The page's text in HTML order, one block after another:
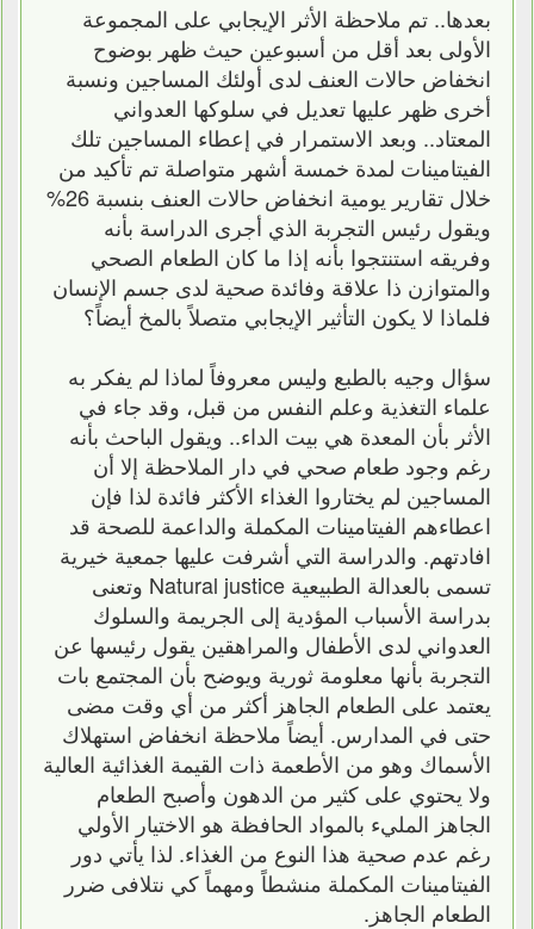
بعدها.. تم ملاحظة الأثر الإيجابي على المجموعة
الأولى بعد أقل من أسبوعين حيث ظهر بوضوح
انخفاض حالات العنف لدى أولئك المساجين ونسبة
أخرى ظهر عليها تعديل في سلوكها العدواني
المعتاد.. وبعد الاستمرار في إعطاء المساجين تلك
الفيتامينات لمدة خمسة أشهر متواصلة تم تأكيد من
خلال تقارير يومية انخفاض حالات العنف بنسبة 26%
ويقول رئيس التجربة الذي أجرى الدراسة بأنه
وفريقه استنتجوا بأنه إذا ما كان الطعام الصحي
والمتوازن ذا علاقة وفائدة صحية لدى جسم الإنسان
فلماذا لا يكون التأثير الإيجابي متصلاً بالمخ أيضاً؟
سؤال وجيه بالطبع وليس معروفاً لماذا لم يفكر به
علماء التغذية وعلم النفس من قبل، وقد جاء في
الأثر بأن المعدة هي بيت الداء.. ويقول الباحث بأنه
رغم وجود طعام صحي في دار الملاحظة إلا أن
المساجين لم يختاروا الغذاء الأكثر فائدة لذا فإن
اعطاءهم الفيتامينات المكملة والداعمة للصحة قد
افادتهم. والدراسة التي أشرفت عليها جمعية خيرية
تسمى بالعدالة الطبيعية Natural justice وتعنى
بدراسة الأسباب المؤدية إلى الجريمة والسلوك
العدواني لدى الأطفال والمراهقين يقول رئيسها عن
التجربة بأنها معلومة ثورية ويوضح بأن المجتمع بات
يعتمد على الطعام الجاهز أكثر من أي وقت مضى
حتى في المدارس. أيضاً ملاحظة انخفاض استهلاك
الأسماك وهو من الأطعمة ذات القيمة الغذائية العالية
ولا يحتوي على كثير من الدهون وأصبح الطعام
الجاهز المليء بالمواد الحافظة هو الاختيار الأولي
رغم عدم صحية هذا النوع من الغذاء. لذا يأتي دور
الفيتامينات المكملة منشطاً ومهماً كي نتلافى ضرر
الطعام الجاهز.